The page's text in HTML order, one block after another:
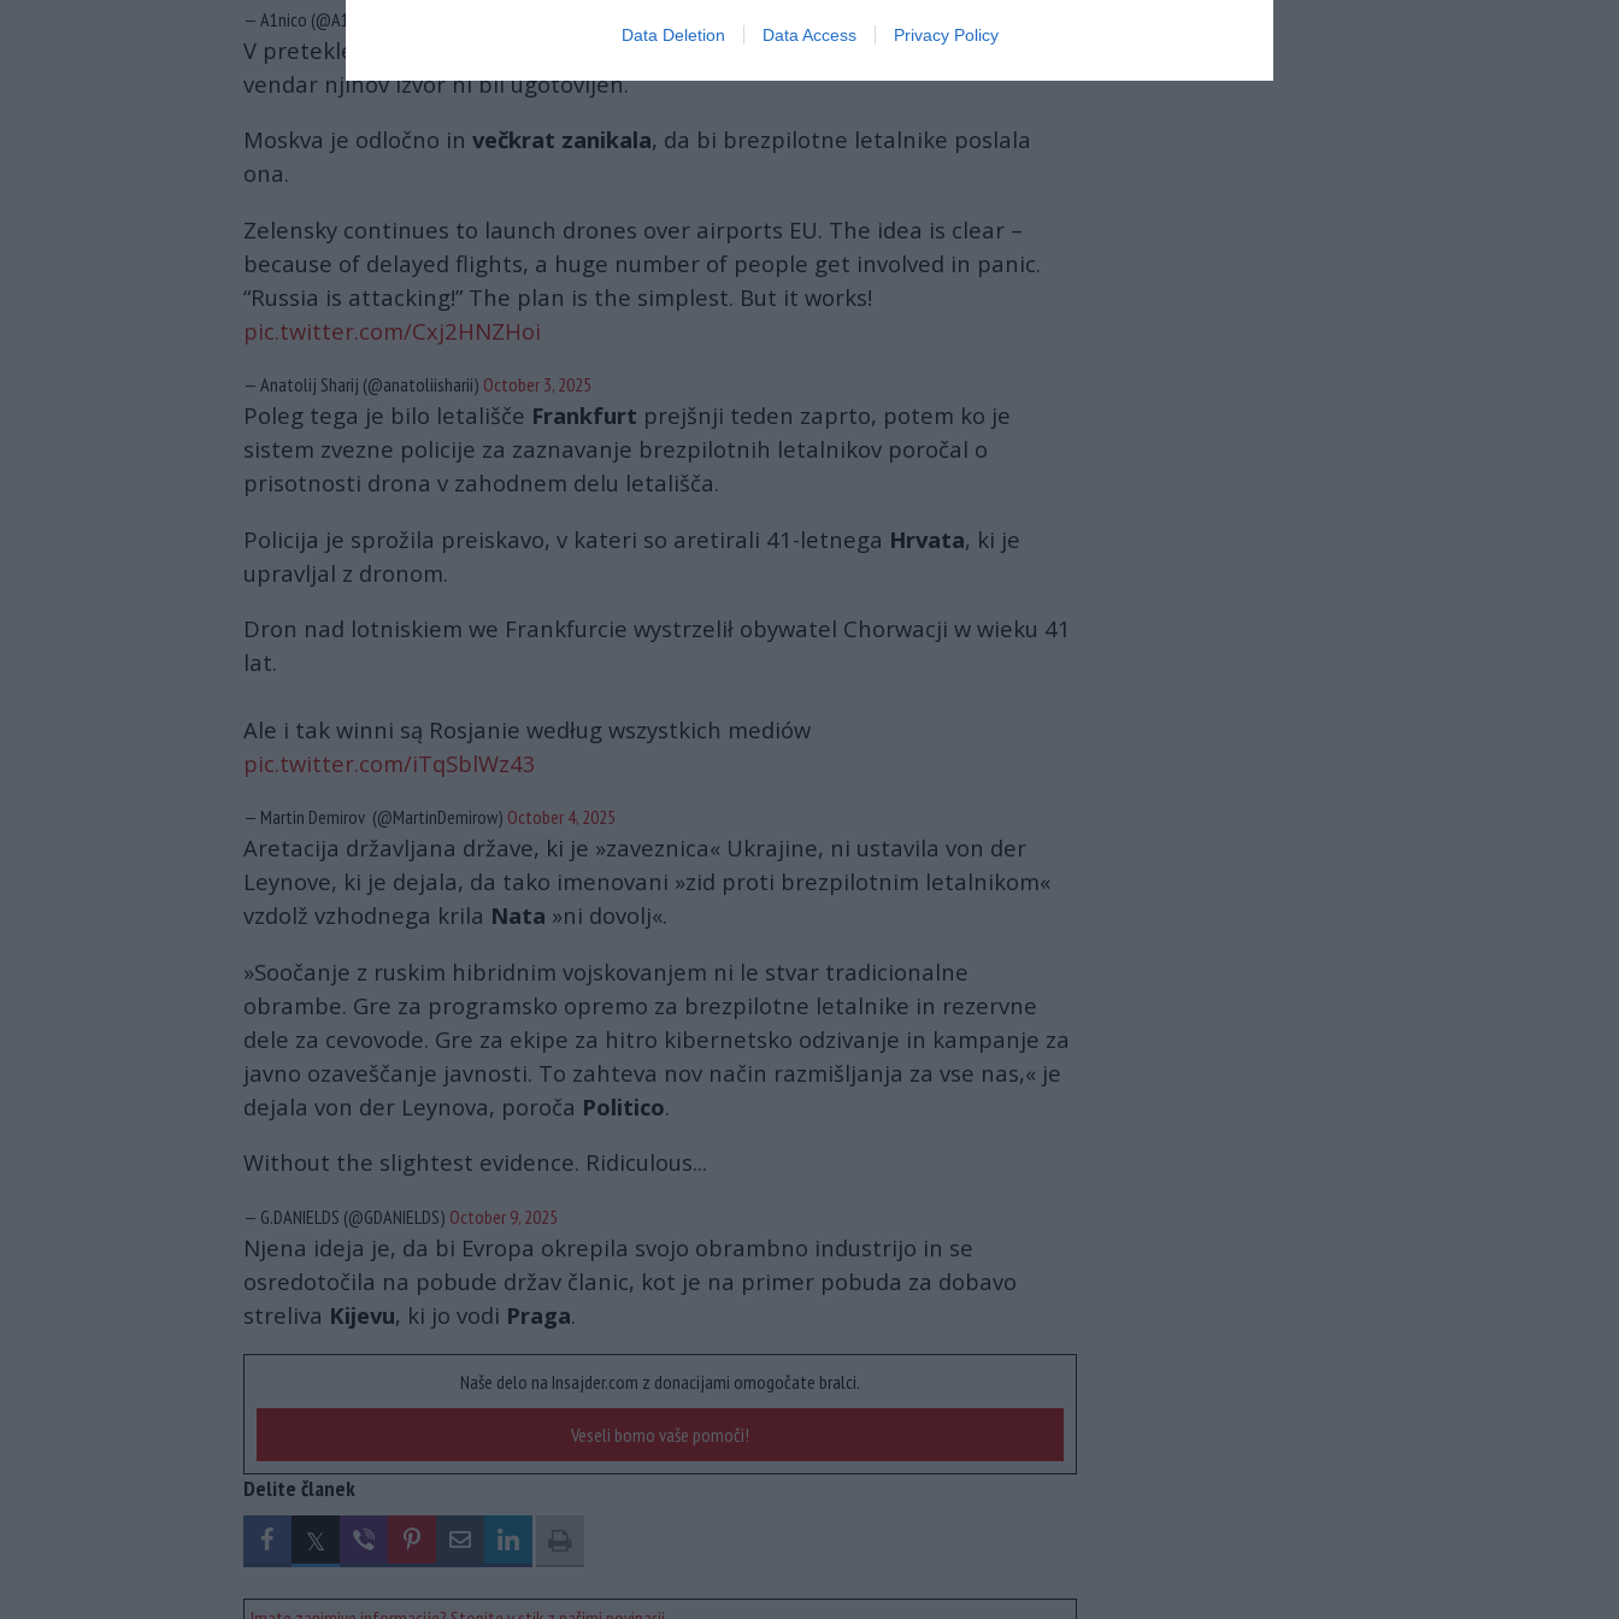
Data Deletion Data Access Privacy Policy
— A1nico (@A1nico)
V preteklem mesecu je bilo več poročil o brezpilotnih letalnikih nadEvropo
vendar njihov izvor ni bil ugotovljen.
Moskva je odločno in večkrat zanikala, da bi brezpilotne letalnike poslala
ona.
Zelensky continues to launch drones over airports EU. The idea is clear –
because of delayed flights, a huge number of people get involved in panic.
“Russia is attacking!” The plan is the simplest. But it works!
pic.twitter.com/Cxj2HNZHoi
— Anatolij Sharij (@anatoliisharii) October 3, 2025
Poleg tega je bilo letališče Frankfurt prejšnji teden zaprto, potem ko je
sistem zvezne policije za zaznavanje brezpilotnih letalnikov poročal o
prisotnosti drona v zahodnem delu letališča.
Policija je sprožila preiskavo, v kateri so aretirali 41-letnega Hrvata, ki je
upravljal z dronom.
Dron nad lotniskiem we Frankfurcie wystrzelił obywatel Chorwacji w wieku 41
lat.
Ale i tak winni są Rosjanie według wszystkich mediów
pic.twitter.com/iTqSblWz43
— Martin Demirov (@MartinDemirow) October 4, 2025
Aretacija državljana države, ki je »zaveznica« Ukrajine, ni ustavila von der
Leynove, ki je dejala, da tako imenovani »zid proti brezpilotnim letalnikom«
vzdolž vzhodnega krila Nata »ni dovolj«.
»Soočanje z ruskim hibridnim vojskovanjem ni le stvar tradicionalne
obrambe. Gre za programsko opremo za brezpilotne letalnike in rezervne
dele za cevovode. Gre za ekipe za hitro kibernetsko odzivanje in kampanje za
javno ozaveščanje javnosti. To zahteva nov način razmišljanja za vse nas,« je
dejala von der Leynova, poroča Politico.
Without the slightest evidence. Ridiculous...
— G.DANIELDS (@GDANIELDS) October 9, 2025
Njena ideja je, da bi Evropa okrepila svojo obrambno industrijo in se
osredotočila na pobude držav članic, kot je na primer pobuda za dobavo
streliva Kijevu, ki jo vodi Praga.
Naše delo na Insajder.com z donacijami omogočate bralci.
Veseli bomo vaše pomoči!
Delite članek